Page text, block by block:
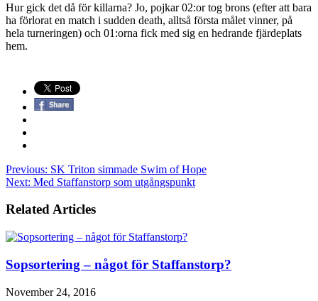
Hur gick det då för killarna? Jo, pojkar 02:or tog brons (efter att bara
ha förlorat en match i sudden death, alltså första målet vinner, på
hela turneringen) och 01:orna fick med sig en hedrande fjärdeplats
hem.
Previous: SK Triton simmade Swim of Hope
Next: Med Staffanstorp som utgångspunkt
Related Articles
Sopsortering – något för Staffanstorp?
November 24, 2016